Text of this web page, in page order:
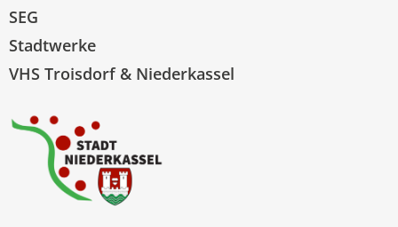
SEG
Stadtwerke
VHS Troisdorf & Niederkassel